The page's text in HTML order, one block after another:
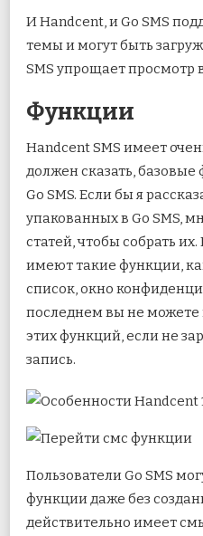
И Handcent, и Go SMS
темы и могут быть
SMS упрощает просмотр
Функции
Handcent SMS имеет
должен сказать,
Go SMS. Если бы я
упакованных в Go SMS,
статей, чтобы собрать
имеют такие функции,
список, окно
последнем вы не можете
этих функций, если не
запись.
Пользователи Go SMS
функции даже без
действительно имеет